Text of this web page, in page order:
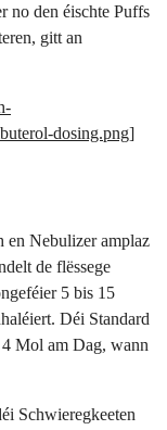
no den éischte Puffs
gitt an
dosing.png]
en Nebulizer amplaz
de flëssege
5 bis 15
Déi Standard
Mol am Dag, wann
Schwieregkeeten